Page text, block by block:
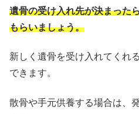
遺骨の受け入れ先が決まった
もらいましょう。
新しく遺骨を受け入れてくれ
できます。
散骨や手元供養する場合は、